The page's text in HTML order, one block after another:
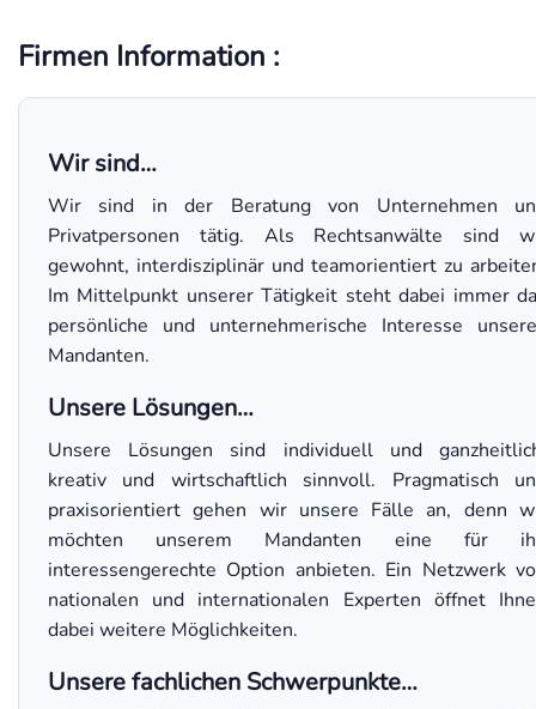
Firmen Information :
Wir sind…
Wir sind in der Beratung von Unternehmen
Privatpersonen tätig. Als Rechtsanwälte sind
gewohnt, interdisziplinär und teamorientiert zu
Im Mittelpunkt unserer Tätigkeit steht dabei immer
persönliche und unternehmerische Interesse
Mandanten.
Unsere Lösungen…
Unsere Lösungen sind individuell und
kreativ und wirtschaftlich sinnvoll. Pragmatisch
praxisorientiert gehen wir unsere Fälle an, denn
möchten unserem Mandanten eine für
interessengerechte Option anbieten. Ein Netzwerk
nationalen und internationalen Experten öffnet
dabei weitere Möglichkeiten.
Unsere fachlichen Schwerpunkte…